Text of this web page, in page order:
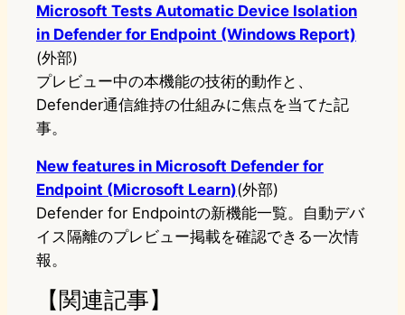
Microsoft Tests Automatic Device Isolation
in Defender for Endpoint (Windows Report)
(外部)
プレビュー中の本機能の技術的動作と、
Defender通信維持の仕組みに焦点を当てた記
事。
New features in Microsoft Defender for
Endpoint (Microsoft Learn)(外部)
Defender for Endpointの新機能一覧。自動デバ
イス隔離のプレビュー掲載を確認できる一次情
報。
【関連記事】